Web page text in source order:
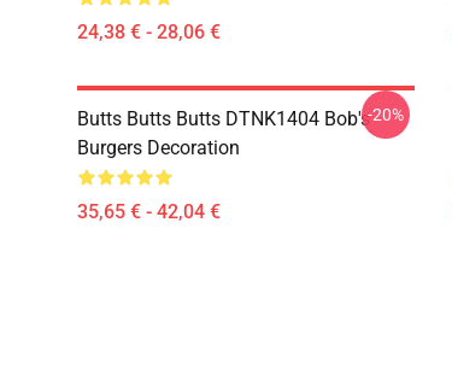
24,38 € - 28,06 €
Butts Butts Butts DTNK1404 Bob's
Burgers Decoration
35,65 € - 42,04 €
-20%